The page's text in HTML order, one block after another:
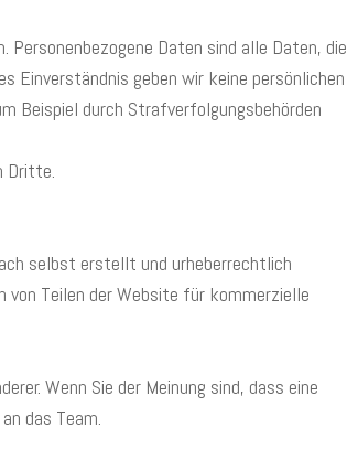
Personenbezogene Daten sind alle Daten, die
Einverständnis geben wir keine persönlichen
Beispiel durch Strafverfolgungsbehörden
Dritte.
selbst erstellt und urheberrechtlich
Teilen der Website für kommerzielle
Wenn Sie der Meinung sind, dass eine
das Team.